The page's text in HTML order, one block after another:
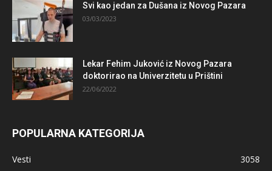
Svi kao jedan za Dušana iz Novog Pazara
03/03/2023
Lekar Fehim Juković iz Novog Pazara
doktorirao na Univerzitetu u Prištini
22/06/2022
POPULARNA KATEGORIJA
Vesti
3058